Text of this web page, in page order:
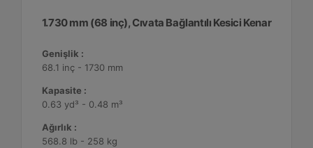
1.730 mm (68 inç), Cıvata Bağlantılı Kesici Kenar
Genişlik :
68.1 inç - 1730 mm
Kapasite :
0.63 yd³ - 0.48 m³
Ağırlık :
568.8 lb - 258 kg